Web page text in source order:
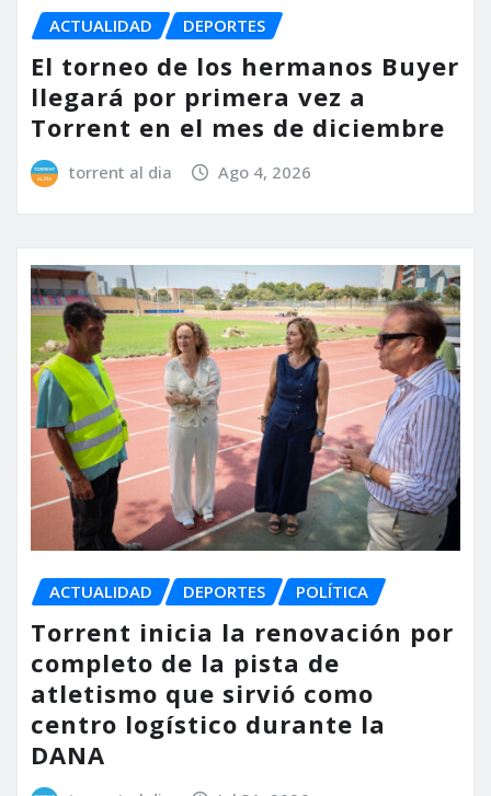
ACTUALIDAD DEPORTES
El torneo de los hermanos Buyer
llegará por primera vez a
Torrent en el mes de diciembre
torrent al dia Ago 4, 2026
ACTUALIDAD DEPORTES POLÍTICA
Torrent inicia la renovación por
completo de la pista de
atletismo que sirvió como
centro logístico durante la
DANA